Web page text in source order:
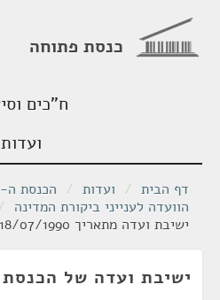
כנסת פתוחה
ח"כים
ועדות
דף הבית / ועדות / הכנסת ה-12
הוועדה לענייני ביקורת המדינה
ישיבת ועדה מתאריך 18/07/1990